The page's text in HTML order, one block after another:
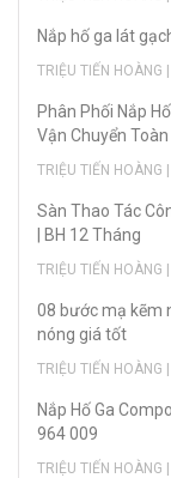
Nắp hố ga lát
TRIỆU TIẾN
Phân Phối Nắp
Vận Chuyển
TRIỆU TIẾN
Sàn Thao Tác
| BH 12 Tháng
TRIỆU TIẾN
08 bước mạ kẽm
nóng giá tốt
TRIỆU TIẾN
Nắp Hố Ga
964 009
TRIỆU TIẾN